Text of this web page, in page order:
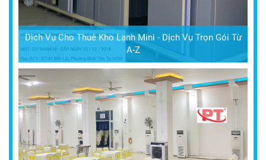
Dịch Vụ Cho Thuê Kho Lạnh Mini - Dịch Vụ Trọn Gói Từ
A-Z